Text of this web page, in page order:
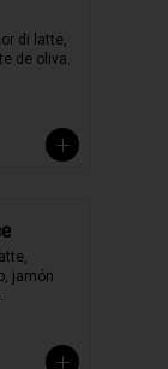
di latte,
de oliva.
jamón